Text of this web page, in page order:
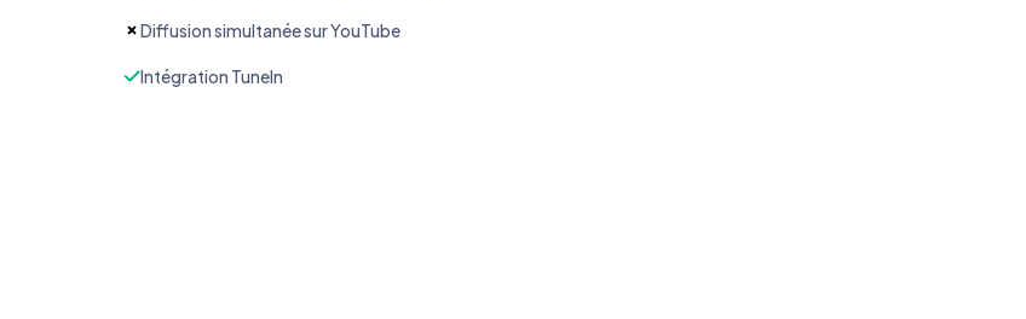
Diffusion simultanée sur YouTube
Intégration TuneIn